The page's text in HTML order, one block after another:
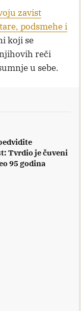
zavist
podsmehe i
koji se
reči
u sebe.
Tvrdio je čuveni
95 godina